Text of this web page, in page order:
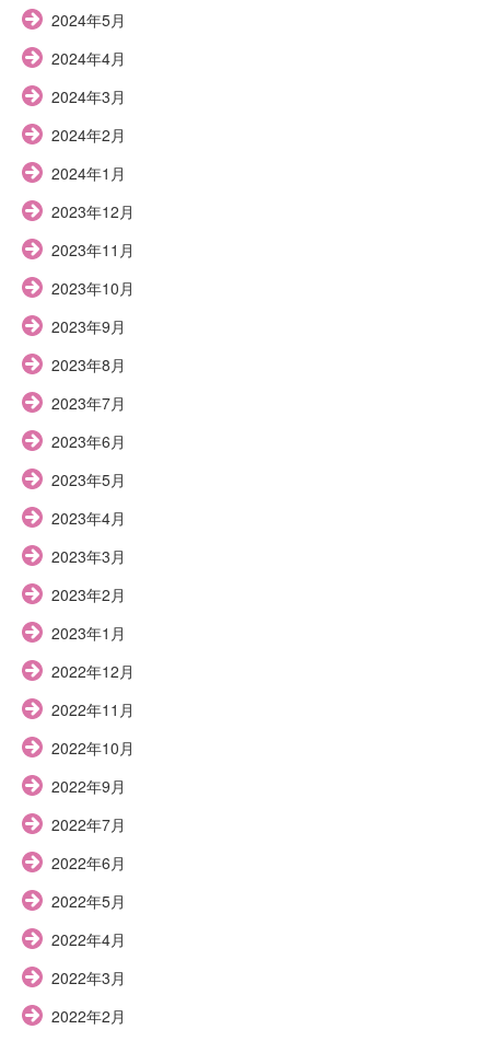
2024年5月
2024年4月
2024年3月
2024年2月
2024年1月
2023年12月
2023年11月
2023年10月
2023年9月
2023年8月
2023年7月
2023年6月
2023年5月
2023年4月
2023年3月
2023年2月
2023年1月
2022年12月
2022年11月
2022年10月
2022年9月
2022年7月
2022年6月
2022年5月
2022年4月
2022年3月
2022年2月